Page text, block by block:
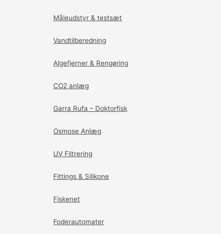
Måleudstyr & testsæt
Vandtilberedning
Algefjerner & Rengøring
CO2 anlæg
Garra Rufa – Doktorfisk
Osmose Anlæg
UV Filtrering
Fittings & Silikone
Fiskenet
Foderautomater